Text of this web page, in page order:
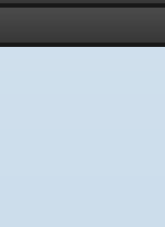
ar rs